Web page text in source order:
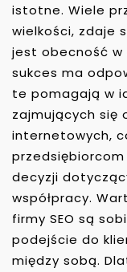
istotne. Wiele
wielkości, zdaje
jest obecność w
sukces ma
te pomagają w
zajmujących się
internetowych,
decyzji
współpracy.
firmy SEO są
podejście do
między sobą.